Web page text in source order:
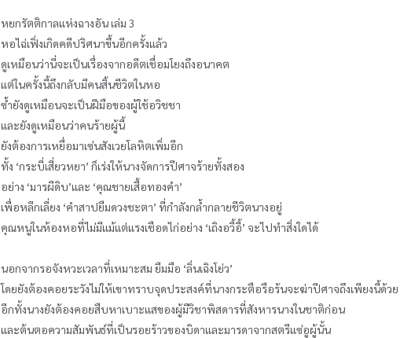
หยกรัตติกาลแห่งฉางอัน เล่ม 3
หอไฉ่เฟิ่งเกิดคดีปริศนาขึ้นอีกครั้งแล้ว
ดูเหมือนว่านี่จะเป็นเรื่องจากอดีตเชื่อมโยงถึงอนาคต
แต่ในครั้งนี้ถึงกลับมีคนสิ้นชีวิตในหอ
ซ้ำยังดูเหมือนจะเป็นฝีมือของผู้ใช้อวิชชา
และยังดูเหมือนว่าคนร้ายผู้นี้
ยังต้องการเหยื่อมาเซ่นสังเวยโลหิตเพิ่มอีก
ทั้ง ‘กระบี่เสี่ยวหยา’ ก็เร่งให้นางจัดการปีศาจร้ายทั้งสอง
อย่าง ‘มารผีดิบ’และ ‘คุณชายเสื้อทองคำ’
เพื่อหลีกเลี่ยง ‘คำสาปยืมดวงชะตา’ ที่กำลังกล้ำกลายชีวิตนางอยู่
คุณหนูในห้องหอที่ไม่มีแม้แต่แรงเชือดไก่อย่าง ‘เถิงอวี้อี้’ จะไปทำสิ่งใดได้
นอกจากรอจังหวะเวลาที่เหมาะสม ยืมมือ ‘ลิ่นเฉิงโย่ว’
โดยยังต้องคอยระวังไม่ให้เขาทราบจุดประสงค์ที่นางกระตือรือร้นจะฆ่าปีศาจถึงเพียงนี้ด้วย
อีกทั้งนางยังต้องคอยสืบหาเบาะแสของผู้มีวิชาพิสดารที่สังหารนางในชาติก่อน
และต้นตอความสัมพันธ์ที่เป็นรอยร้าวของบิดาและมารดาจากสตรีแซ่อูผู้นั้น